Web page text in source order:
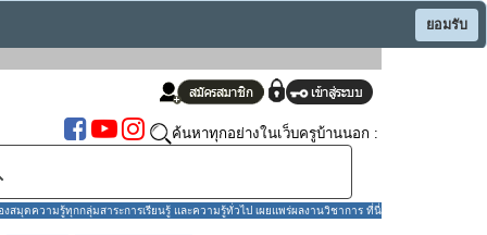
ยอมรับ
ค้นหาทุกอย่างในเว็บครูบ้านนอก :
มุดความรู้ทุกกลุ่มสาระการเรียนรู้ และความรู้ทั่วไป เผยแพร่ผลงานวิชาการ ที่นี่